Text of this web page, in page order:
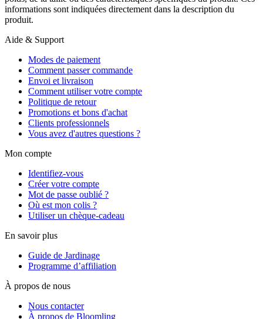
informations sont indiquées directement dans la description du
produit.
Aide & Support
Modes de paiement
Comment passer commande
Envoi et livraison
Comment utiliser votre compte
Politique de retour
Promotions et bons d'achat
Clients professionnels
Vous avez d'autres questions ?
Mon compte
Identifiez-vous
Créer votre compte
Mot de passe oublié ?
Où est mon colis ?
Utiliser un chèque-cadeau
En savoir plus
Guide de Jardinage
Programme d’affiliation
À propos de nous
Nous contacter
À propos de Bloomling